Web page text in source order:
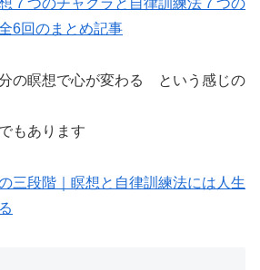
6回のまとめ記事
の瞑想で心が変わる という感じの
もあります
三段階｜瞑想と自律訓練法には人生